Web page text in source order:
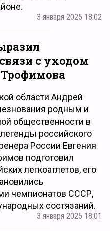
3 января 2025 18:02
с уходом
области Андрей
родным и
общественности в
российского
России Евгения
подготовил
легкоатлетов, его
чемпионатов СССР,
состязаний.
3 января 2025 18:01